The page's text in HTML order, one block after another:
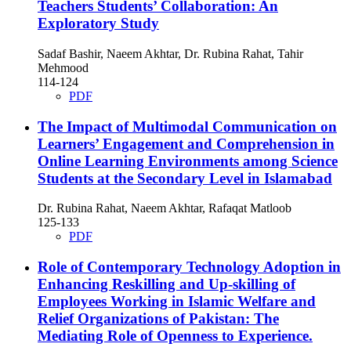
Teachers Students’ Collaboration: An
Exploratory Study
Sadaf Bashir, Naeem Akhtar, Dr. Rubina Rahat, Tahir
Mehmood
114-124
PDF
The Impact of Multimodal Communication on
Learners’ Engagement and Comprehension in
Online Learning Environments among Science
Students at the Secondary Level in Islamabad
Dr. Rubina Rahat, Naeem Akhtar, Rafaqat Matloob
125-133
PDF
Role of Contemporary Technology Adoption in
Enhancing Reskilling and Up-skilling of
Employees Working in Islamic Welfare and
Relief Organizations of Pakistan: The
Mediating Role of Openness to Experience.